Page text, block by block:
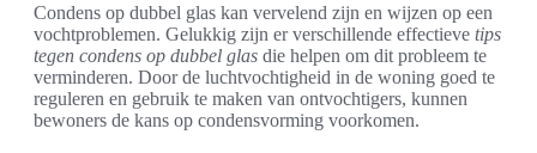
Condens op dubbel glas kan vervelend zijn en wijzen op een
vochtproblemen. Gelukkig zijn er verschillende effectieve tips
tegen condens op dubbel glas die helpen om dit probleem te
verminderen. Door de luchtvochtigheid in de woning goed te
reguleren en gebruik te maken van ontvochtigers, kunnen
bewoners de kans op condensvorming voorkomen.